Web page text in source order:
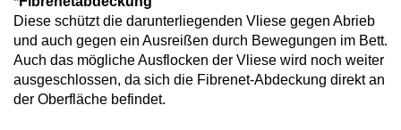
Diese schützt die darunterliegenden Vliese gegen Abrieb
und auch gegen ein Ausreißen durch Bewegungen im Bett.
Auch das mögliche Ausflocken der Vliese wird noch weiter
ausgeschlossen, da sich die Fibrenet-Abdeckung direkt an
der Oberfläche befindet.